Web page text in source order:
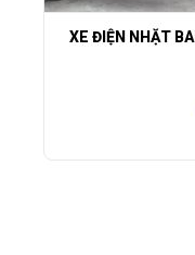
XE ĐIỆN NHẶT